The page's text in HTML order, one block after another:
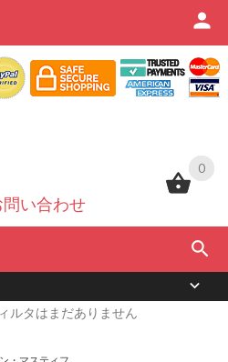
0
問い合わせ
0
ルタはまだありません